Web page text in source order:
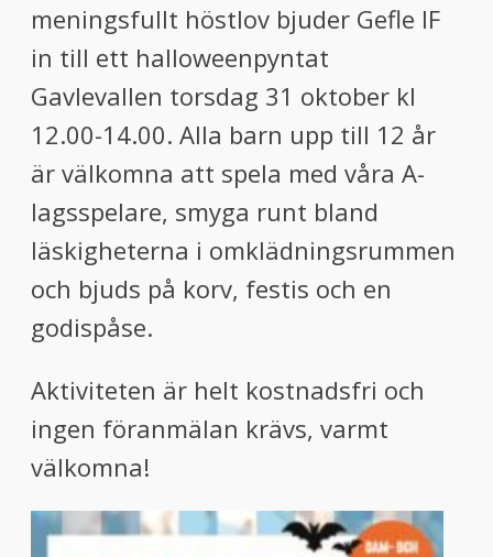
meningsfullt höstlov bjuder Gefle IF
in till ett halloweenpyntat
Gavlevallen torsdag 31 oktober kl
12.00-14.00. Alla barn upp till 12 år
är välkomna att spela med våra A-
lagsspelare, smyga runt bland
läskigheterna i omklädningsrummen
och bjuds på korv, festis och en
godispåse.
Aktiviteten är helt kostnadsfri och
ingen föranmälan krävs, varmt
välkomna!